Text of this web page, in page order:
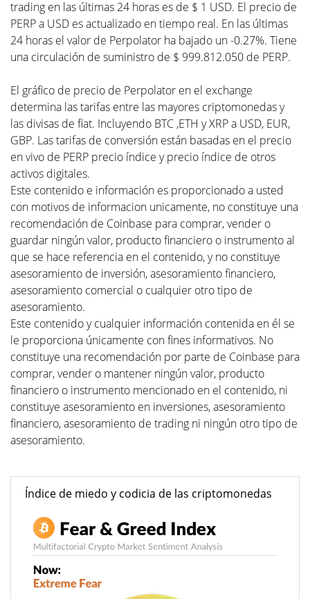
trading en las últimas 24 horas es de $ 1 USD. El precio de
PERP a USD es actualizado en tiempo real. En las últimas
24 horas el valor de Perpolator ha bajado un -0.27%. Tiene
una circulación de suministro de $ 999.812.050 de PERP.
El gráfico de precio de Perpolator en el exchange
determina las tarifas entre las mayores criptomonedas y
las divisas de fiat. Incluyendo BTC ,ETH y XRP a USD, EUR,
GBP. Las tarifas de conversión están basadas en el precio
en vivo de PERP precio índice y precio índice de otros
activos digitales.
Este contenido e información es proporcionado a usted
con motivos de informacion unicamente, no constituye una
recomendación de Coinbase para comprar, vender o
guardar ningún valor, producto financiero o instrumento al
que se hace referencia en el contenido, y no constituye
asesoramiento de inversión, asesoramiento financiero,
asesoramiento comercial o cualquier otro tipo de
asesoramiento.
Este contenido y cualquier información contenida en él se
le proporciona únicamente con fines informativos. No
constituye una recomendación por parte de Coinbase para
comprar, vender o mantener ningún valor, producto
financiero o instrumento mencionado en el contenido, ni
constituye asesoramiento en inversiones, asesoramiento
financiero, asesoramiento de trading ni ningún otro tipo de
asesoramiento.
Índice de miedo y codicia de las criptomonedas